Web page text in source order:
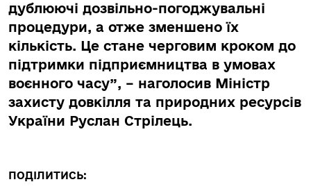
дублюючі дозвільно-погоджувальні
процедури, а отже зменшено їх
кількість. Це стане черговим кроком до
підтримки підприємництва в умовах
воєнного часу”, – наголосив Міністр
захисту довкілля та природних ресурсів
України Руслан Стрілець.
ПОДІЛИТИСЬ: